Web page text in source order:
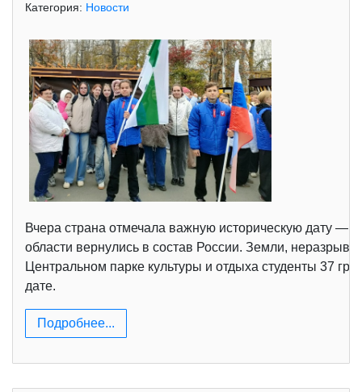
Категория: Новости
Вчера страна отмечала важную историческую дату —
области вернулись в состав России. Земли,
Центральном парке культуры и отдыха студенты 37
дате.
Подробнее...